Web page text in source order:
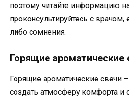
поэтому читайте информацию
проконсультируйтесь с врачом,
либо сомнения.
Горящие ароматические
Горящие ароматические свечи
создать атмосферу комфорта и